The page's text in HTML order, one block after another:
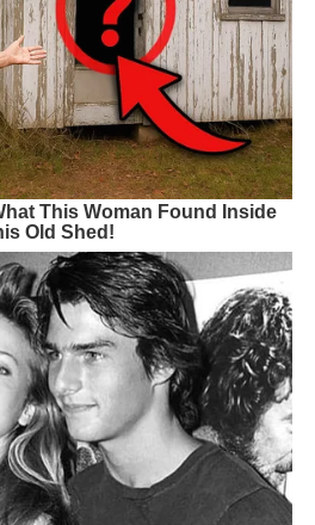
This Woman Found Inside
Old Shed!